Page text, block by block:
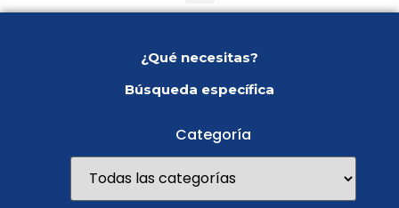
¿Qué necesitas?
Búsqueda específica
Categoría